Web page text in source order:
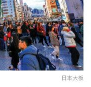
日本大板